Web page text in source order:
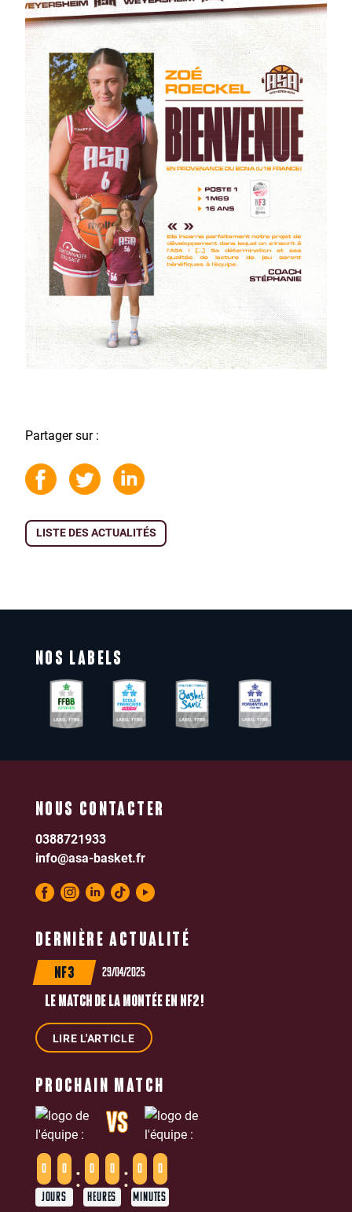
Partager sur :
LISTE DES ACTUALITÉS
NOS LABELS
DERNIÈRE ACTUALITÉ
NF3 29/04/2025
LE MATCH DE LA MONTÉE EN NF2 !
LIRE L'ARTICLE
NOUS CONTACTER
0388721933
info@asa-basket.fr
PROCHAIN MATCH
0 0
JOURS
: 0 0
HEURES
: 0 0
MINUTES
VS